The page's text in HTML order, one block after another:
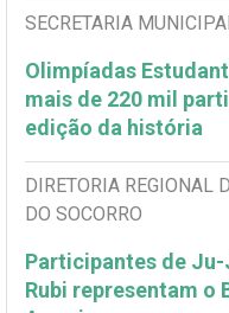
SECRETARIA
Olimpíadas
mais de 220 mil
edição da história
DIRETORIA REGIONAL
DO SOCORRO
Participantes de Ju-
Rubi representam o